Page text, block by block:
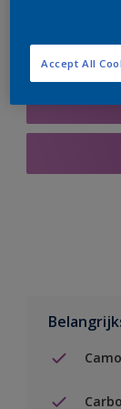
Accept All